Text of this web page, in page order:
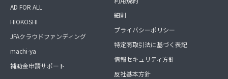
AD FOR ALL
HIOKOSHI
JFAクラウドファンディング
machi-ya
補助金申請サポート
細則
プライバシーポリシー
特定商取引法に基づく表記
情報セキュリティ方針
反社基本方針